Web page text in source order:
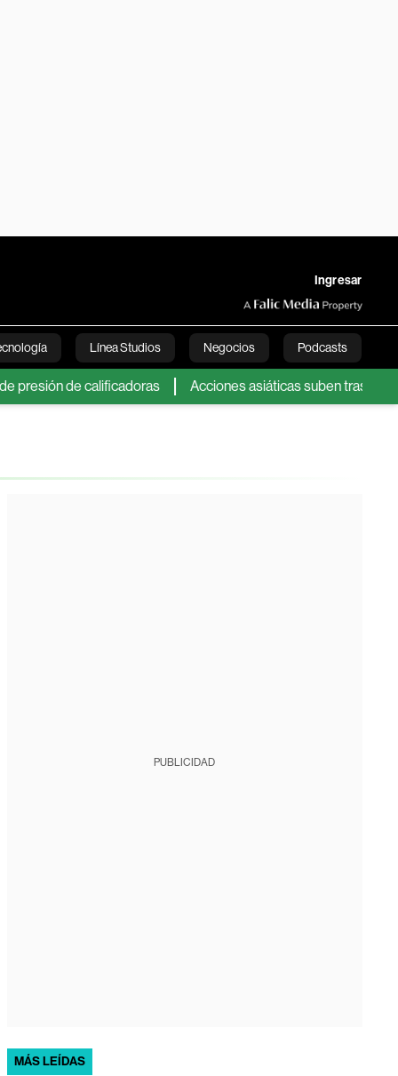
Ingresar
Línea Studios Negocios Podcasts
English
de calificadoras Acciones asiáticas suben tras el repunte
PUBLICIDAD
MÁS LEÍDAS